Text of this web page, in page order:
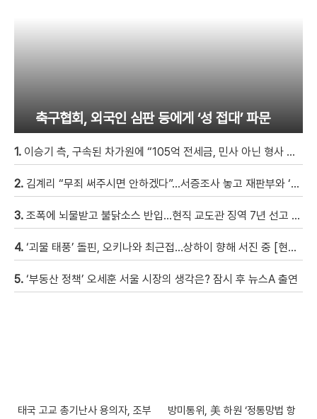
축구협회, 외국인 심판 등에게 ‘성 접대’ 파문
1. 이승기 측, 구속된 차가원에 “105억 전세금, 민사 아닌 형사 범죄…엄벌 원해” [자막뉴스]
2. 김계리 “무죄 써주시면 안하겠다”…서증조사 놓고 재판부와 ‘신경전’ [현장영상]
3. 조폭에 뇌물받고 불닭소스 반입…현직 교도관 징역 7년 선고 [자막뉴스]
4. ‘괴물 태풍’ 돌핀, 오키나와 최근접…상하이 향해 서진 중 [현장영상]
5. ‘부동산 정책’ 오세훈 서울 시장의 생각은? 잠시 후 뉴스A 출연
태국 고교 총기난사 용의자, 조부
방미통위, 美 하원 ‘정통망법 항